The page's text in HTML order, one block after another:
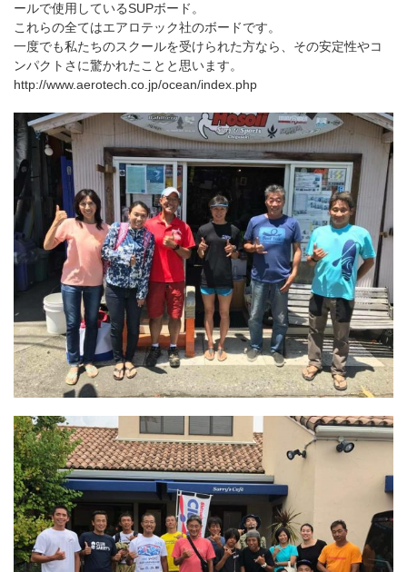
ールで使用しているSUPボード。
これらの全てはエアロテック社のボードです。
一度でも私たちのスクールを受けられた方なら、その安定性やコ
ンパクトさに驚かれたことと思います。
http://www.aerotech.co.jp/ocean/index.php